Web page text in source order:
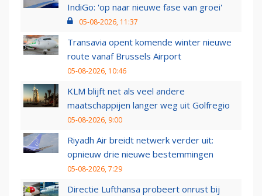
IndiGo: 'op naar nieuwe fase van groei'
05-08-2026, 11:37
Transavia opent komende winter nieuwe
route vanaf Brussels Airport
05-08-2026, 10:46
KLM blijft net als veel andere
maatschappijen langer weg uit Golfregio
05-08-2026, 9:00
Riyadh Air breidt netwerk verder uit:
opnieuw drie nieuwe bestemmingen
05-08-2026, 7:29
Directie Lufthansa probeert onrust bij